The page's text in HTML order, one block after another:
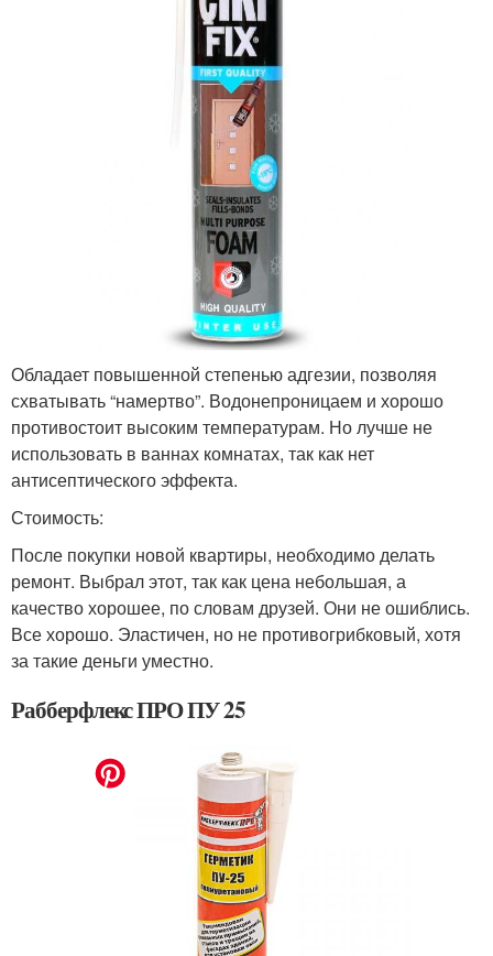
Обладает повышенной степенью адгезии, позволяя
схватывать “намертво”. Водонепроницаем и хорошо
противостоит высоким температурам. Но лучше не
использовать в ваннах комнатах, так как нет
антисептического эффекта.
Стоимость:
После покупки новой квартиры, необходимо делать
ремонт. Выбрал этот, так как цена небольшая, а
качество хорошее, по словам друзей. Они не ошиблись.
Все хорошо. Эластичен, но не противогрибковый, хотя
за такие деньги уместно.
Рабберфлекс ПРО ПУ 25